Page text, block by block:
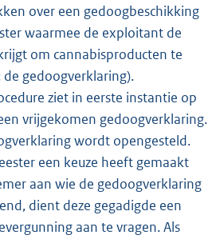
over een gedoogbeschikking
waarmee de exploitant de
om cannabisproducten te
gedoogverklaring).
ziet in eerste instantie op
vrijgekomen gedoogverklaring.
wordt opengesteld.
een keuze heeft gemaakt
aan wie de gedoogverklaring
dient deze gegadigde een
aan te vragen. Als